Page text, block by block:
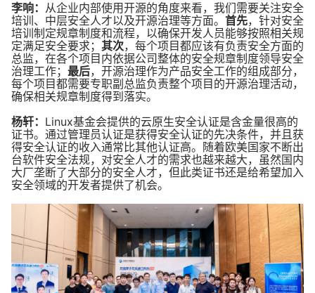
李响： 从企业内部使用开源的角度来看，我们需要关注安全
培训、中层安全人才以及开源治理等方面。 首先，针对安全
培训制定规章制度和流程，以确保开发人员能够按照相关规
定满足安全要求； 其次，每个项目都应该有负责安全方面的
总监，在各个项目内依据公司整体的安全规章制度领导安全
治理工作； 最后，开源治理作为产品安全工作的组成部分，
每个项目都需要专职副总监负责整个项目的开源治理活动，
确保相关规章制度得到落实。
杨轩： Linux基金会提供的云原生安全认证是含金量很高的
证书。通过管理员认证是获得安全认证的先决条件，并且获
得安全认证的收入通常比其他认证高。随着欧美国家不断出
台软件安全法规，对安全人才的需求也越来越大，虽然国内
大厂垄断了大部分的安全人才，但此类证书还是给希望加入
安全领域的开发者提供了机会。